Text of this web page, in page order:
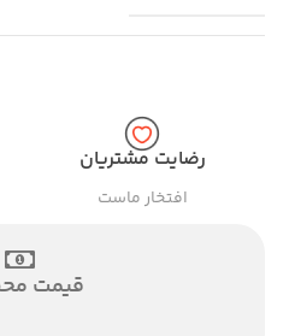
رضایت مشتریان
افتخار ماست
قیمت